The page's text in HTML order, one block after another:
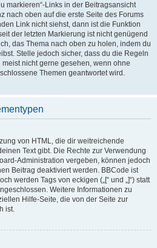
markieren“-Links in der Beitragsansicht
nach oben auf die erste Seite des Forums
Link nicht siehst, dann ist die Funktion
der letzten Markierung ist nicht genügend
das Thema nach oben zu holen, indem du
Stelle jedoch sicher, dass du die Regeln
nicht gerne gesehen, wenn ohne
Themen geantwortet wird.
von HTML, die dir weitreichende
Text gibt. Die Rechte zur Verwendung
Administration vergeben, können jedoch
Beitrag deaktiviert werden. BBCode ist
werden Tags von eckigen („[“ und „]“) statt
Weitere Informationen zu
Hilfe-Seite, die von der Seite zur
ist.